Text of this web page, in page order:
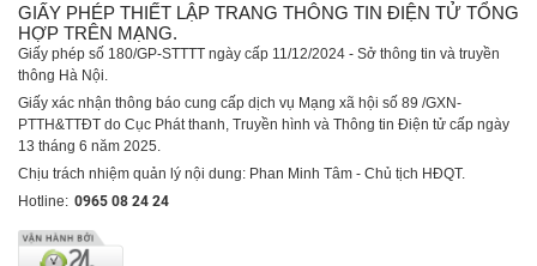
GIẤY PHÉP THIẾT LẬP TRANG THÔNG TIN ĐIỆN TỬ TỔNG
HỢP TRÊN MẠNG.
Giấy phép số 180/GP-STTTT ngày cấp 11/12/2024 - Sở thông tin và truyền
thông Hà Nội.
Giấy xác nhận thông báo cung cấp dịch vụ Mạng xã hội số 89 /GXN-
PTTH&TTĐT do Cục Phát thanh, Truyền hình và Thông tin Điện tử cấp ngày
13 tháng 6 năm 2025.
Chịu trách nhiệm quản lý nội dung: Phan Minh Tâm - Chủ tịch HĐQT.
Hotline: 0965 08 24 24